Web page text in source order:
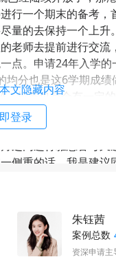
一个期末的备考，
量的去保持一个上升
老师去提前进行交
点。申请24年入学
分也是这6学期成
拉高也是会有一定
分以上，那肯定是
刚一直强调的语言考
侧重的话，我是建
，而且不错，后面也
较不错的雅思和G
可以去做一个软背
一块，正常大部分学
两段，想要在暑期再
文隐藏内容
登录
朱钰茜
案例总数
资深申请主